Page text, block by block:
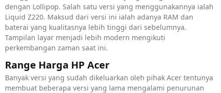
dengan Lollipop. Salah satu versi yang menggunakannya ialah
Liquid Z220. Maksud dari versi ini ialah adanya RAM dan
baterai yang kualitasnya lebih tinggi dari sebelumnya.
Tampilan layar menjadi lebih modern mengikuti
perkembangan zaman saat ini.
Range Harga HP Acer
Banyak versi yang sudah dikeluarkan oleh pihak Acer tentunya
membuat beberapa versi yang lama mengalami penurunan